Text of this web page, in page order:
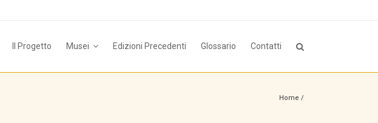
Il Progetto Musei Edizioni Precedenti Glossario Contatti
Home /